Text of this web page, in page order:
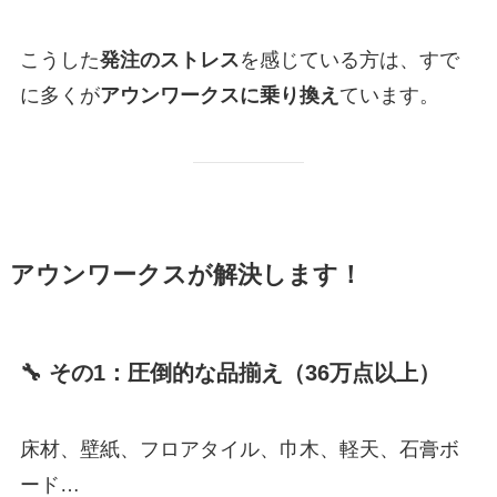
こうした発注のストレスを感じている方は、すで
に多くがアウンワークスに乗り換え ています。
アウンワークスが解決します！
🔧 その1：圧倒的な品揃え（36万点以上）
床材、壁紙、フロアタイル、巾木、軽天、石膏ボ
ード…